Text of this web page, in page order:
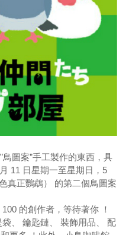
圖案”手工製作的東西，具
11 日星期一至星期日，5
真正鸚鵡） 的第二個鳥圖案
的創作者，等待著你 ！
、 鑰匙鏈、 裝飾用品、 配